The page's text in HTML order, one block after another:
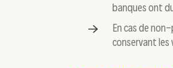
banques ont
En cas de
conservant les